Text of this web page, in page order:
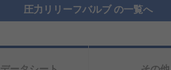
圧力リリーフバルブ の一覧へ